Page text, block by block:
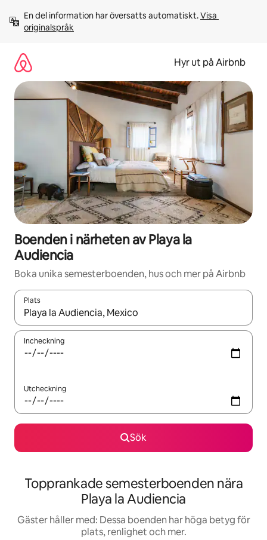
innehåll
En del information har översatts automatiskt. Visa
originalspråk
Hyr ut på Airbnb
Boenden i närheten av Playa la
Audiencia
Boka unika semesterboenden, hus och mer på Airbnb
Plats
När resultaten är tillgängliga kan du navigera med upp- och
Incheckning
Utcheckning
Sök
Topprankade semesterboenden nära
Playa la Audiencia
Gäster håller med: Dessa boenden har höga betyg för
plats, renlighet och mer.